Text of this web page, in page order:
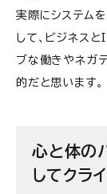
実際にシステム
して、ビジネス
ブな働きやネガ
的だと思います。
心と体の
してクラ